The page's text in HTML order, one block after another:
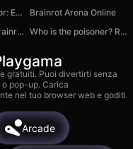
Path of the Predator: Evolution Underwater
Brainrot Arena Online
Obby: Swing for brainrots! Who is the poisoner? Restaurant secrets
gratuiti. Puoi divertirti senza
pop-up. Carica
nel tuo browser web e goditi
Arcade